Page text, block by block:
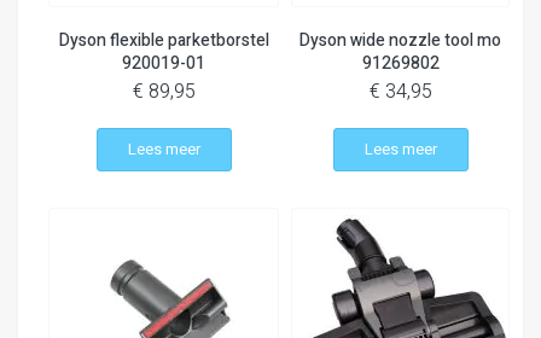
Dyson flexible parketborstel
920019-01
€ 89,95
Lees meer
Dyson wide nozzle tool mo
91269802
€ 34,95
Lees meer